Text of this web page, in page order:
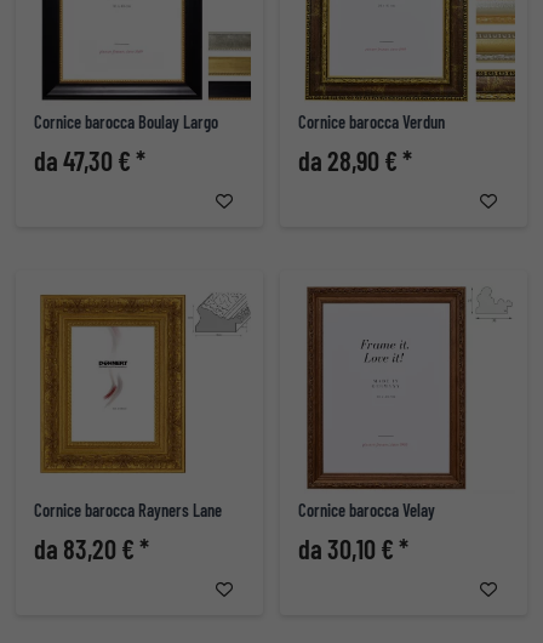
Cornice barocca Boulay Largo
da 47,30 € *
Cornice barocca Verdun
da 28,90 € *
Cornice barocca Rayners Lane
da 83,20 € *
Cornice barocca Velay
da 30,10 € *